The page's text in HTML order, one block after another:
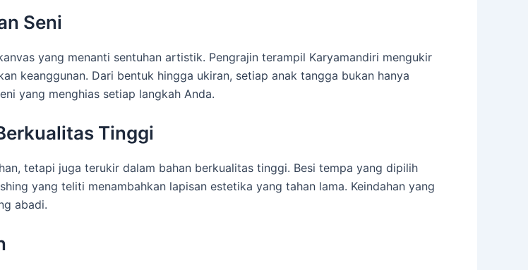
Seni
yang menanti sentuhan artistik. Pengrajin terampil Karyamandiri mengukir
keanggunan. Dari bentuk hingga ukiran, setiap anak tangga bukan hanya
yang menghias setiap langkah Anda.
Tinggi
tetapi juga terukir dalam bahan berkualitas tinggi. Besi tempa yang dipilih
yang teliti menambahkan lapisan estetika yang tahan lama. Keindahan yang
abadi.